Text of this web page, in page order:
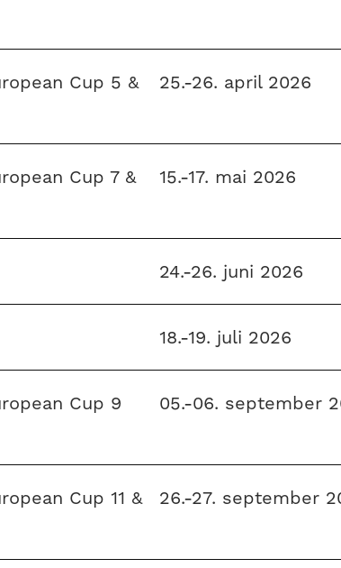
Cup 5 &
25.-26. april 2026
Cup 7 &
15.-17. mai 2026
24.-26. juni 2026
18.-19. juli 2026
Cup 9
05.-06. september
Cup 11 &
26.-27. september